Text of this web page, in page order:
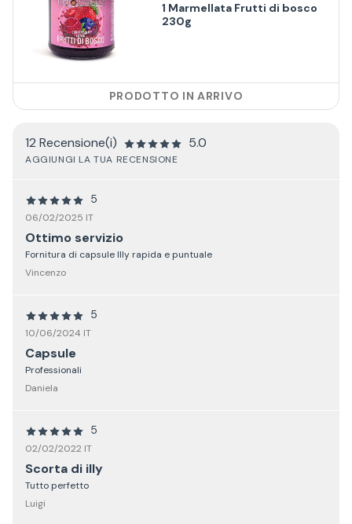
1 Marmellata Frutti di bosco
230g
PRODOTTO IN ARRIVO
12 Recensione(i) 5.0
AGGIUNGI LA TUA RECENSIONE
5
06/02/2025 IT
Ottimo servizio
Fornitura di capsule Illy rapida e puntuale
Vincenzo
5
10/06/2024 IT
Capsule
Professionali
Daniela
5
02/02/2022 IT
Scorta di illy
Tutto perfetto
Luigi